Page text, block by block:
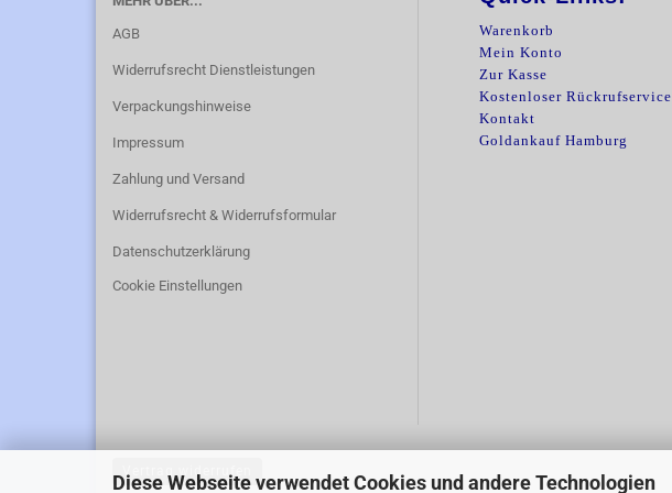
Diese Webseite verwendet Cookies und andere Technologien
AGB
Widerrufsrecht Dienstleistungen
Verpackungshinweise
Impressum
Zahlung und Versand
Widerrufsrecht & Widerrufsformular
Datenschutzerklärung
Cookie Einstellungen
Warenkorb
Mein Konto
Zur Kasse
Kostenloser Rückrufservice
Kontakt
Goldankauf Hamburg
Vertrag widerrufen